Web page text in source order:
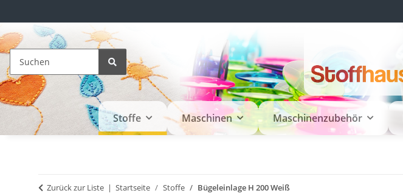
Stoffe Maschinen Maschinenzubehör
Zurück zur Liste Startseite Stoffe Bügeleinlage H 200 Weiß